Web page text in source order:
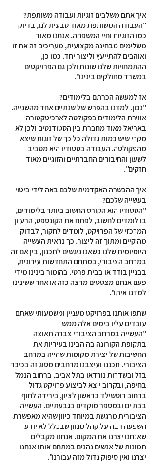
איך אתם משלבים זוגיות ועבודה משותפת?
"העבודה המשותפת מאוד טבעית לנו, בדיוק
כמו הזוגיות וחיי המשפחה. אנחנו מאוד
משלימים מבחינה מקצועית, מעריכים זה את זו
ואוהבים להתייעץ וליצור יחד. כמו כן,
ההתמחויות שלנו שונות ולכן גם הפרויקטים
במשרד מחולקים בינינו".
אז למעשה הכרתם בלימודים?
"נכון. למדנו בהפרש של שנתיים אחד מהשנייה.
אווירת הלימודים בפקולטה לארכיטקטורה
באריאל מאוד מחברת בין הסטודנטים ולכן לא
מקרי שיש כמות גדולה כל כך של זוגות שיצאו
מהפקולטה. העבודה בסטודיו היא מסביב
לשעון והחיבורים החברתיים והזוגיים מאוד
חזקים".
איך ההכשרה האקדמית שלכם באה לידי ביטוי
בעשייה שלכם?
"הסטודיו הוא הקורס החשוב ביותר בלימודים,
בו לומדים לחשוב, לפתח את הקונספט, הרעיון
המרכזי של הפרויקט, לומדים לחקור, לבדוק
מה קיים ומתוך זה ליצור. כך נראית העשייה
היומיומית שלנו כשאנו ניגשים לתכנון, בין אם זה
במרחב הציבורי, במתחם התחדשות עירונית,
בבניין בודד או בבית פרטי. בהומור בינינו מידי
פעם אנחנו מצטטים מרצה כזה או אחר ששינינו
למדנו איתו".
שתפו אותנו בפרויקט מעניין ומשמעותי שאתם
עובדים עליו בימים אלה ממש
"העשייה במרחב הציבורי צברה תאוצה
בתקופת הקורונה בה הבינו בעיריות את
החשיבות של יצירת מקומות שהייה במרחב
הציבורי. תכננו ועיצבנו מרחבים מסוג זה בכיכר
בזל ובשדרות נורדאו בתל אביב, ברחוב הנמל
בחיפה, ובקרוב ייצא לביצוע פרויקט גדול
ברחוב רוטשילד בראשון לציון, בירידה לחוף
בבת ים ובמספר מוקדים בגבעתיים. העשייה
הציבורית מרגשת במיוחד כיוון שהיא מאפשרת
השפעה רבה על קהל מגוון שבכלל לא יודע
שאנחנו יצרנו את המקום. אנחנו מקבלים
תמונות של אנשים נהנים במתחם אותו אנחנו
יצרנו ואין סיפוק גדול מזה עבורנו".